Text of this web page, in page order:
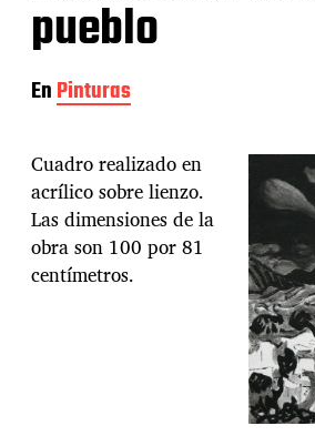
pueblo
EnPinturas
Cuadro realizado en
acrílico sobre lienzo.
Las dimensiones de la
obra son 100 por 81
centímetros.